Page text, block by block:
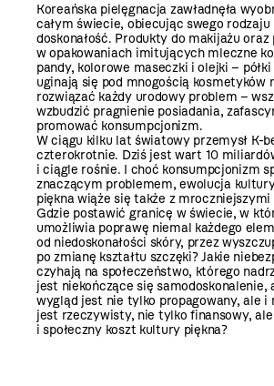
Koreańska pielęgnacja zawładnęła
całym świecie, obiecując swego
doskonałość. Produkty do makijażu
w opakowaniach imitujących mleczne
pandy, kolorowe maseczki i olejki – półki
uginają się pod mnogością kosmetyków
rozwiązać każdy urodowy problem –
wzbudzić pragnienie posiadania,
promować konsumpcjonizm.
W ciągu kilku lat światowy przemysł K-
czterokrotnie. Dziś jest wart 10
i ciągle rośnie. I choć konsumpcjonizm
znaczącym problemem, ewolucja
piękna wiąże się także z
Gdzie postawić granicę w świecie, w
umożliwia poprawę niemal każdego
od niedoskonałości skóry, przez
po zmianę kształtu szczęki? Jakie
czyhają na społeczeństwo, którego
jest niekończące się samodoskonalenie,
wygląd jest nie tylko propagowany, ale i
jest rzeczywisty, nie tylko finansowy,
i społeczny koszt kultury piękna?